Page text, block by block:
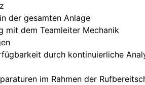
der gesamten Anlage
mit dem Teamleiter Mechanik
durch kontinuierliche
im Rahmen der